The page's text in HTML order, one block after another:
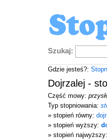
Szukaj:
Gdzie jesteś?:
Dojrzalej -
Część mowy:
Typ stopniowania:
» stopień równy:
» stopień wyższy:
» stopień najwyższy: